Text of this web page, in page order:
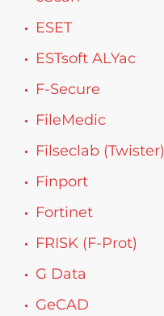
ESET
ESTsoft ALYac
F-Secure
FileMedic
Filseclab (Twister)
Finport
Fortinet
FRISK (F-Prot)
G Data
GeCAD